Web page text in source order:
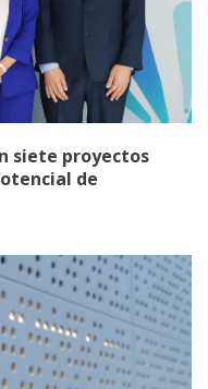
siete proyectos
de